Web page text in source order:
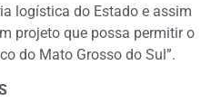
logística do Estado e assim
projeto que possa permitir o
do Mato Grosso do Sul”.